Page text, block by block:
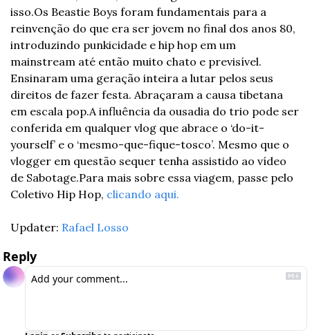
isso.Os Beastie Boys foram fundamentais para a
reinvenção do que era ser jovem no final dos anos 80,
introduzindo punkicidade e hip hop em um
mainstream até então muito chato e previsível.
Ensinaram uma geração inteira a lutar pelos seus
direitos de fazer festa. Abraçaram a causa tibetana
em escala pop.A influência da ousadia do trio pode ser
conferida em qualquer vlog que abrace o ‘do-it-
yourself’ e o ‘mesmo-que-fique-tosco’. Mesmo que o
vlogger em questão sequer tenha assistido ao vídeo
de Sabotage.Para mais sobre essa viagem, passe pelo
Coletivo Hip Hop, clicando aqui.
Updater: Rafael Losso
Reply